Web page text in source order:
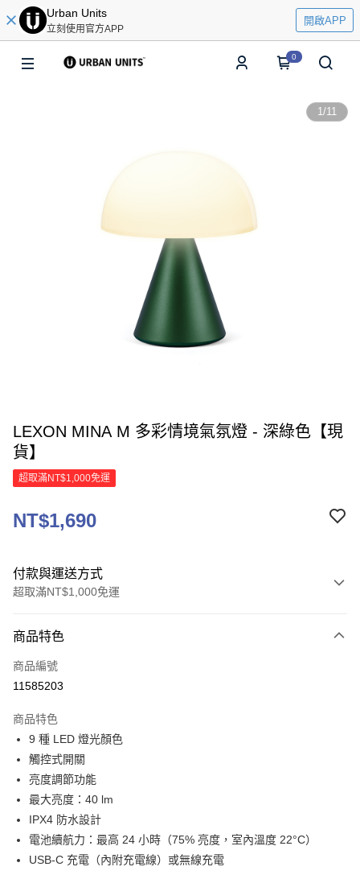
Urban Units
立刻使用官方APP
開啟APP
0
1/11
LEXON MINA M 多彩情境氣氛燈 - 深綠色【現
貨】
超取滿NT$1,000免運
NT$1,690
付款與運送方式
超取滿NT$1,000免運
信用卡一次付款
信用卡分期付款
合作金庫商業銀行
華南商業銀行
上海商業儲蓄銀行
國泰世華商業銀行
臺灣中小企業銀行
匯豐（台灣）商業銀行
聯邦商業銀行
元大商業銀行
永豐商業銀行
玉山商業銀行
星展（台灣）商業銀行
6 期 0 利率 每期
華南商業銀行
上海商業儲蓄銀行
國泰世華商業銀行
臺灣中小企業銀行
匯豐（台灣）商業銀行
華泰商業銀行
聯邦商業銀行
遠東國際商業銀行
元大商業銀行
永豐商業銀行
LINE Pay
Apple Pay
ATM付款
運送方式
商品特色
商品編號
11585203
商品特色
9 種 LED 燈光顏色
觸控式開關
亮度調節功能
最大亮度：40 lm
IPX4 防水設計
電池續航力：最高 24 小時（75% 亮度，室內溫度 22°C）
USB-C 充電（內附充電線）或無線充電